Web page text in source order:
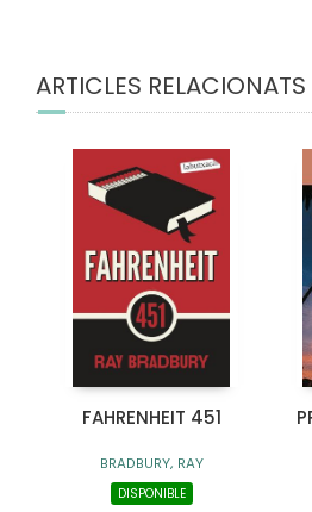
ARTICLES RELACIONATS
FAHRENHEIT 451
BRADBURY, RAY
DISPONIBLE